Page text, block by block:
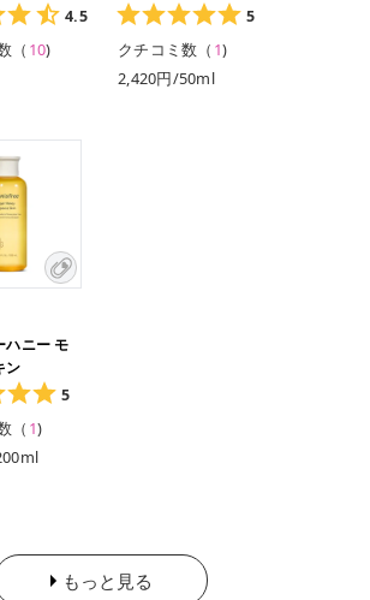
4.5
（ 10)
5
クチコミ数（ 1)
2,420円/50ml
ハニー モ
ン
5
（ 1)
もっと見る